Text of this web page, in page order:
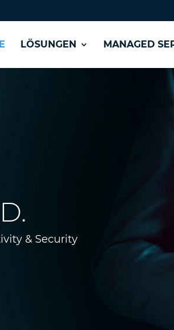
LÖSUNGEN MANAGED
& Security